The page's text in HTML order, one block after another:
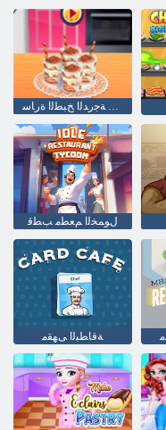
ﻮﺴﻴﻣﺍﺮﻴﺗ ﺱﺄﻛ ﺔﺟﺭﺪﻟﺍ ﺦﺒﻄﻟﺍ ﺓﺭﺎﺳ
ﻝﻮﻤﺨﻟﺍ ﻢﻌﻄﻣ ﺐﻄﻗ
ﺔﻗﺎﻄﺒﻟﺍ ﻰﻬﻘﻣ